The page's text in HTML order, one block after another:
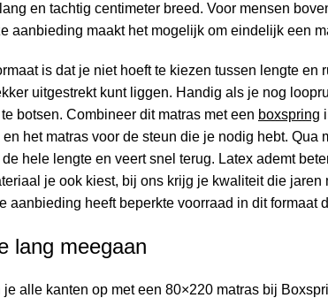
en tachtig centimeter breed. Voor mensen
aanbieding maakt het mogelijk om eindelijk een
is dat je niet hoeft te kiezen tussen lengte
uitgestrekt kunt liggen. Handig als je nog
botsen. Combineer dit matras met een boxspring
het matras voor de steun die je nodig hebt.
hele lengte en veert snel terug. Latex ademt
je ook kiest, bij ons krijg je kwaliteit die
aanbieding heeft beperkte voorraad in dit formaat
lang meegaan
alle kanten op met een 80×220 matras bij